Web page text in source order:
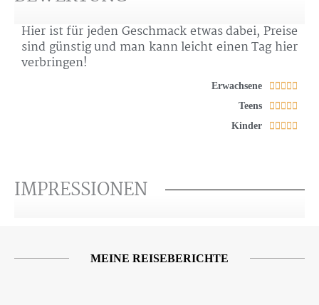
Hier ist für jeden Geschmack etwas dabei, Preise
sind günstig und man kann leicht einen Tag hier
verbringen!
Erwachsene 
Teens 
Kinder 
5
IMPRESSIONEN
MEINE REISEBERICHTE